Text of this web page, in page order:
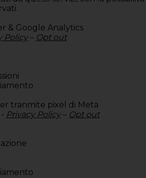
& Google Analytics
Policy– Opt out
tranmite pixel di Meta
Privacy Policy– Opt out